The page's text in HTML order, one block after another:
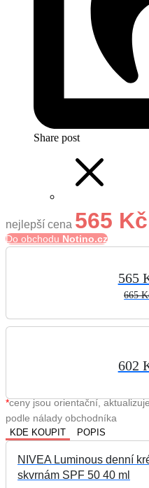
Share post
nejlepší cena 565 Kč
Do obchodu Notino.cz
565
665
602
*ceny jsou orientační,
podle nálady obchodníka
KDE KOUPIT POPIS
NIVEA Luminous denní
skvrnám SPF 50 40 ml